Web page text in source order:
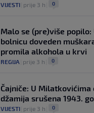
VIJESTI prije 3 h 0
Malo se (pre)više
bolnicu doveden
promila alkohola u krvi
REGIJA prije 3 h 0
Čajniče: U Milatkovićima
džamija srušena 1943.
VIJESTI prije 3 h 0